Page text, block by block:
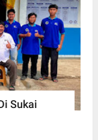
Sukai